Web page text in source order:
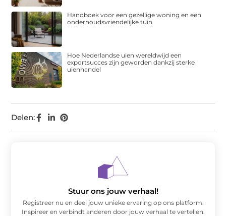
Delen:
Handboek voor een gezellige woning en een
onderhoudsvriendelijke tuin
Hoe Nederlandse uien wereldwijd een
exportsucces zijn geworden dankzij sterke
uienhandel
Stuur ons jouw verhaal!
Registreer nu en deel jouw unieke ervaring op ons platform.
Inspireer en verbindt anderen door jouw verhaal te vertellen.